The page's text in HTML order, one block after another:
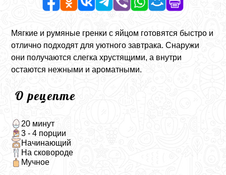
Мягкие и румяные гренки с яйцом готовятся быстро и
отлично подходят для уютного завтрака. Снаружи
они получаются слегка хрустящими, а внутри
остаются нежными и ароматными.
О рецепте
20 минут
3 - 4 порции
Начинающий
На сковороде
Мучное